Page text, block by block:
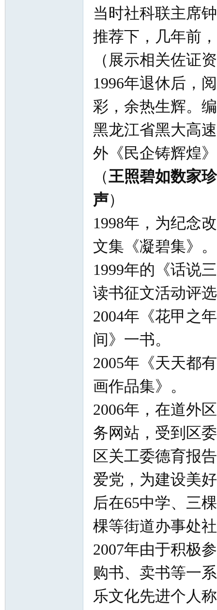
当时社科联主席
推荐下，几年前
（展示相关佐证
1996年退休后，
彩，余热生辉。
黑龙江省黑大高
外《民企铸辉煌
（王照碧如数家
声）
1998年，为纪念
文集《凝碧集》。
1999年的《话说
读书征文活动评
2004年《花甲之
间》一书。
2005年《天天都
画作品集》。
2006年，在道外
务网站，受到区
区关工委德育报
爱党，为建设美
后在65中学、三
棵等街道办事处
2007年由于积极
购书、卖书等一
乐文化先进个人